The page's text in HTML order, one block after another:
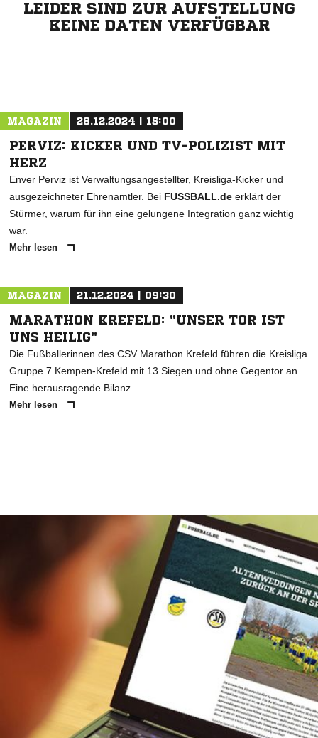
LEIDER SIND ZUR AUFSTELLUNG
KEINE DATEN VERFÜGBAR
MAGAZIN 28.12.2024 | 15:00
PERVIZ: KICKER UND TV-POLIZIST MIT
HERZ
Enver Perviz ist Verwaltungsangestellter, Kreisliga-Kicker und
ausgezeichneter Ehrenamtler. Bei FUSSBALL.de erklärt der
Stürmer, warum für ihn eine gelungene Integration ganz wichtig
war.
Mehr lesen
MAGAZIN 21.12.2024 | 09:30
MARATHON KREFELD: "UNSER TOR IST
UNS HEILIG"
Die Fußballerinnen des CSV Marathon Krefeld führen die Kreisliga
Gruppe 7 Kempen-Krefeld mit 13 Siegen und ohne Gegentor an.
Eine herausragende Bilanz.
Mehr lesen